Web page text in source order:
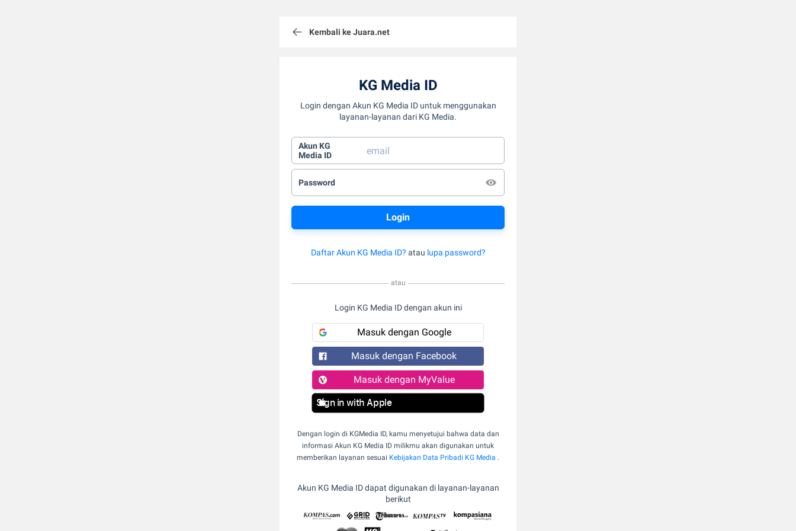
Kembali ke Juara.net
KG Media ID
Login dengan Akun KG Media ID untuk menggunakan
layanan-layanan dari KG Media.
Akun KG
Media ID
Password
Daftar Akun KG Media ID? atau lupa password?
atau
Login KG Media ID dengan akun ini
Masuk dengan Google
Masuk dengan Facebook
Masuk dengan MyValue
Sign in with Apple
Dengan login di KGMedia ID, kamu menyetujui bahwa data dan
informasi Akun KG Media ID milikmu akan digunakan untuk
memberikan layanan sesuai Kebijakan Data Pribadi KG Media .
Akun KG Media ID dapat digunakan di layanan-layanan
berikut